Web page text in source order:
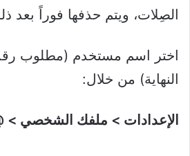
الصِلات، ويتم حذفها فوراً بعد
اختر اسم مستخدم (مطلوب
النهاية) من خلال:
الإعدادات > ملفك الشخصي >